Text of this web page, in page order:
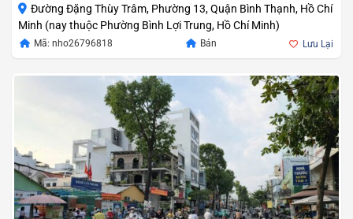
Đường Đặng Thùy Trâm, Phường 13, Quận Bình Thạnh, Hồ Chí
Minh (nay thuộc Phường Bình Lợi Trung, Hồ Chí Minh)
Mã: nho26796818 Bán
Giá
Giá
là:
Lưu Lại